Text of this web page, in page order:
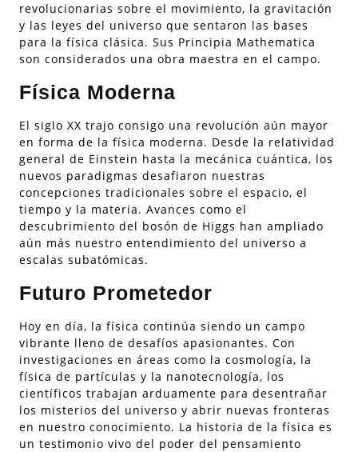
revolucionarias sobre el movimiento, la gravitación
y las leyes del universo que sentaron las bases
para la física clásica. Sus Principia Mathematica
son considerados una obra maestra en el campo.
Física Moderna
El siglo XX trajo consigo una revolución aún mayor
en forma de la física moderna. Desde la relatividad
general de Einstein hasta la mecánica cuántica, los
nuevos paradigmas desafiaron nuestras
concepciones tradicionales sobre el espacio, el
tiempo y la materia. Avances como el
descubrimiento del bosón de Higgs han ampliado
aún más nuestro entendimiento del universo a
escalas subatómicas.
Futuro Prometedor
Hoy en día, la física continúa siendo un campo
vibrante lleno de desafíos apasionantes. Con
investigaciones en áreas como la cosmología, la
física de partículas y la nanotecnología, los
científicos trabajan arduamente para desentrañar
los misterios del universo y abrir nuevas fronteras
en nuestro conocimiento. La historia de la física es
un testimonio vivo del poder del pensamiento